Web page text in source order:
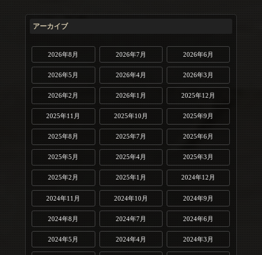
アーカイブ
2026年8月 2026年7月 2026年6月
2026年5月 2026年4月 2026年3月
2026年2月 2026年1月 2025年12月
2025年11月 2025年10月 2025年9月
2025年8月 2025年7月 2025年6月
2025年5月 2025年4月 2025年3月
2025年2月 2025年1月 2024年12月
2024年11月 2024年10月 2024年9月
2024年8月 2024年7月 2024年6月
2024年5月 2024年4月 2024年3月